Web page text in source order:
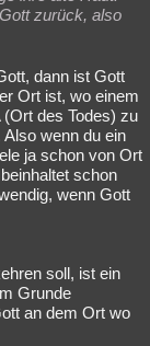
zurück, also
dann ist Gott
Ort ist, wo einem
des Todes) zu
wenn du ein
ja schon von Ort
schon
wenn Gott
soll, ist ein
Grunde
an dem Ort wo